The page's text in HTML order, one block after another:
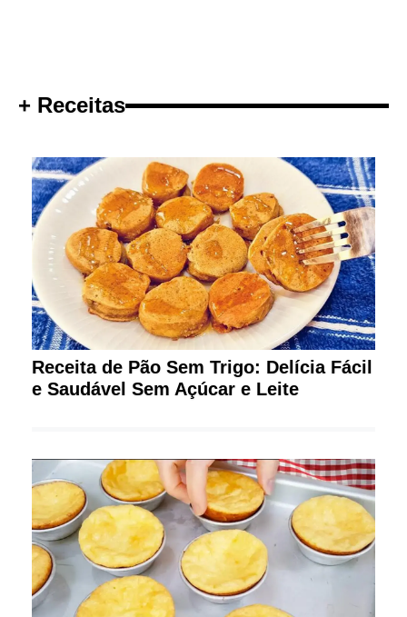
+ Receitas
Receita de Pão Sem Trigo: Delícia Fácil
e Saudável Sem Açúcar e Leite